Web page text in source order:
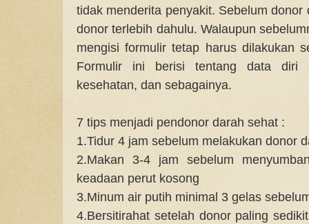
tidak menderita penyakit. Sebelum
donor terlebih dahulu. Walaupun
mengisi formulir tetap harus dilakukan
Formulir ini berisi tentang data diri
kesehatan, dan sebagainya.
7 tips menjadi pendonor darah sehat :
1.Tidur 4 jam sebelum melakukan donor
2.Makan 3-4 jam sebelum
keadaan perut kosong
3.Minum air putih minimal 3 gelas
4.Bersitirahat setelah donor paling